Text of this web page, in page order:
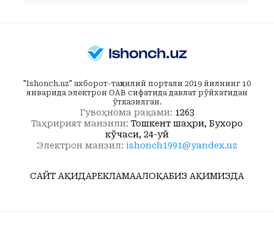
"Ishonch.uz" ахборот-таҳлилий портали 2019 йилнинг 10
январида электрон ОАВ сифатида давлат рўйхатидан
ўтказилган.
Гувоҳнома рақами: 1263
Таҳририят манзили: Тошкент шаҳри, Бухоро
кўчаси, 24-уй
Электрон манзил: ishonch1991@yandex.uz
САЙТ ҲАҚИДАРЕКЛАМААЛОҚАБИЗ ҲАҚИМИЗДА